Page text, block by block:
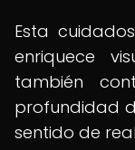
Esta
enriquece
también
profundidad
sentido de